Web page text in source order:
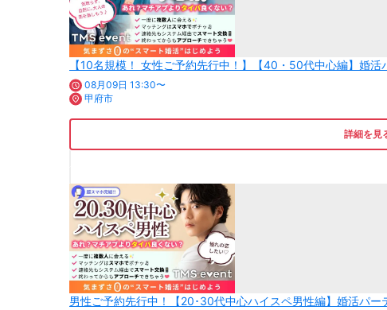
【10名規模！ 女性ご予約先行中！】【40・50代中心編】婚活
08月09日 13:30〜
甲府市
詳細を見
男性ご予約先行中！【20･30代中心ハイスペ男性編】婚活パ